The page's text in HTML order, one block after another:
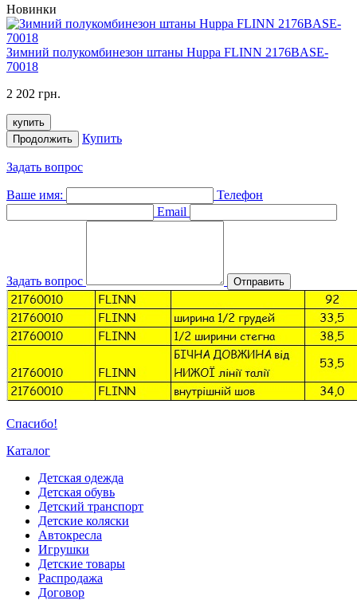
Новинки
Зимний полукомбинезон штаны Huppa FLINN 2176BASE-
70018
2 202 грн.
купить
Продолжить
Купить
Задать вопрос
Ваше имя:
Телефон
Email
Задать вопрос Отправить
Спасибо!
Каталог
Детская одежда
Детская обувь
Детский транспорт
Детские коляски
Автокресла
Игрушки
Детские товары
Распродажа
Договор